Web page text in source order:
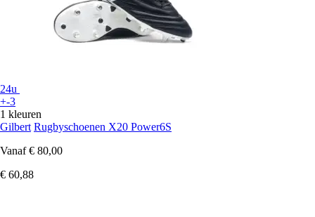
24u
+-3
1 kleuren
Gilbert Rugbyschoenen X20 Power6S
Vanaf € 80,00
€ 60,88